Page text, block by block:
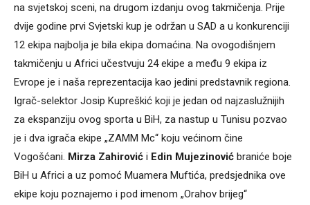
na svjetskoj sceni, na drugom izdanju ovog takmičenja. Prije
dvije godine prvi Svjetski kup je održan u SAD a u konkurenciji
12 ekipa najbolja je bila ekipa domaćina. Na ovogodišnjem
takmičenju u Africi učestvuju 24 ekipe a među 9 ekipa iz
Evrope je i naša reprezentacija kao jedini predstavnik regiona.
Igrač-selektor Josip Kupreškić koji je jedan od najzaslužnijih
za ekspanziju ovog sporta u BiH, za nastup u Tunisu pozvao
je i dva igrača ekipe „ZAMM Mc“ koju većinom čine
Vogošćani. Mirza Zahirović i Edin Mujezinović braniće boje
BiH u Africi a uz pomoć Muamera Muftića, predsjednika ove
ekipe koju poznajemo i pod imenom „Orahov brijeg“